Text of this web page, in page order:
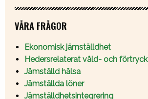
VÅRA FRÅGOR
Ekonomisk jämställdhet
Hedersrelaterat våld- och förtryck
Jämställd hälsa
Jämställda löner
Jämställdhetsintegrering